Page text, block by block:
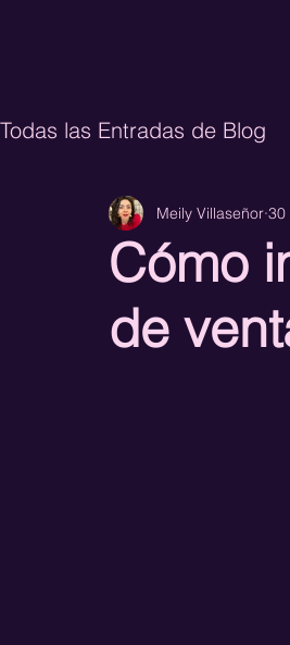
Todas las Entradas de Blog
Inteligencia Artificial
Lead Generation
Cómo
de
Meily Villaseñor 30